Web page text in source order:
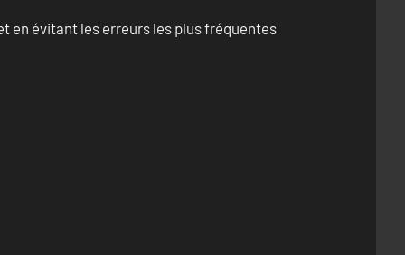
en évitant les erreurs les plus fréquentes